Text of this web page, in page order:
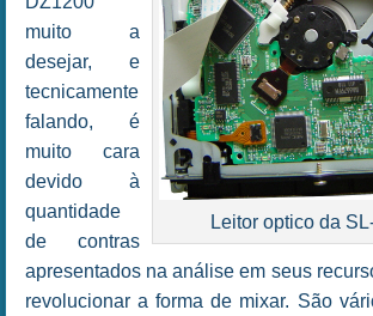
Leitor optico da
muito a
desejar, e
tecnicamente
falando, é
muito cara
devido à
quantidade
de contras
apresentados na análise em seus
revolucionar a forma de mixar. São